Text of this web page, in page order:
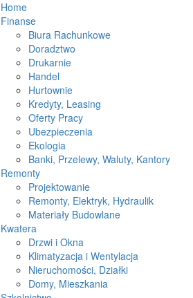
Home
Finanse
Biura Rachunkowe
Doradztwo
Drukarnie
Handel
Hurtownie
Kredyty, Leasing
Oferty Pracy
Ubezpieczenia
Ekologia
Banki, Przelewy, Waluty, Kantory
Remonty
Projektowanie
Remonty, Elektryk, Hydraulik
Materiały Budowlane
Kwatera
Drzwi i Okna
Klimatyzacja i Wentylacja
Nieruchomości, Działki
Domy, Mieszkania